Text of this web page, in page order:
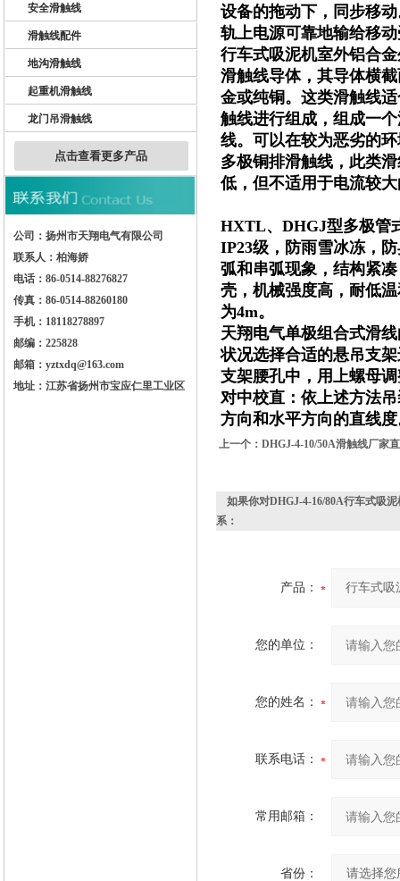
安全滑触线
滑触线配件
地沟滑触线
起重机滑触线
龙门吊滑触线
点击查看更多产品
公司：扬州市天翔电气有限公司
联系人：柏海娇
电话：86-0514-88276827
传真：86-0514-88260180
手机：18118278897
邮编：225828
邮箱：yztxdq@163.com
地址：江苏省扬州市宝应仁里工业区
设备的拖动下，同步移
轨上电源可靠地输给移
行车式吸泥机室外铝合
滑触线导体，其导体横
金或纯铜。这类滑触线
触线进行组成，组成一
线。可以在较为恶劣的
多极铜排滑触线，此类
低，但不适用于电流较
HXTL、DHGJ型多极管
IP23级，防雨雪冰冻，
弧和串弧现象，结构紧
壳，机械强度高，耐低
为4m。
天翔电气单极组合式滑
状况选择合适的悬吊支
支架腰孔中，用上螺母
对中校直：依上述方法
方向和水平方向的直线
上一个： DHGJ-4-10/50A滑触线厂家
如果你对DHGJ-4-16/80A行车式吸
系：
产品：
您的单位：
您的姓名：
联系电话：
常用邮箱：
省份：